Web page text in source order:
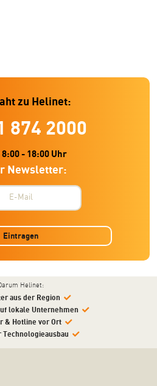
zu Helinet:
874 2000
8:00 - 18:00 Uhr
Newsletter:
Eintragen
Helinet:
aus der Region
lokale Unternehmen
& Hotline vor Ort
Technologieausbau